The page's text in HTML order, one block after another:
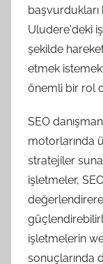
başvurdukları
Uludere'deki
şekilde
etmek
önemli bir rol
SEO
motorlarında
stratejiler
işletmeler,
işletmelerin
sonuçlarında